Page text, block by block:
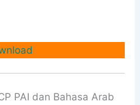
PAI dan Bahasa Arab